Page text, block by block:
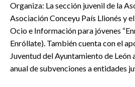
Organiza: La sección juvenil de la
Asociación Conceyu País Llionés y
Ocio e Información para jóvenes
Enróllate). También cuenta con el
Juventud del Ayuntamiento de León
anual de subvenciones a entidades